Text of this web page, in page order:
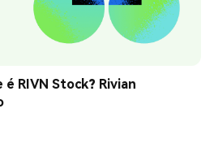
RIVN Stock? Rivian